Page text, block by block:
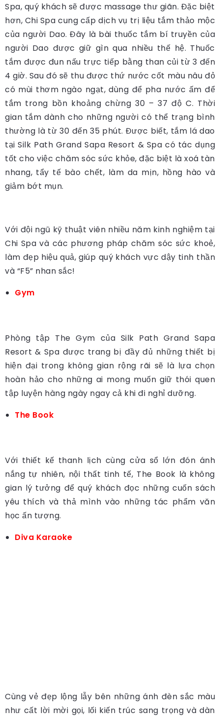
Spa, quý khách sẽ được massage thư giãn. Đặc biệt
hơn, Chi Spa cung cấp dịch vụ trị liệu tắm thảo mộc
của người Dao. Đây là bài thuốc tắm bí truyền của
người Dao được giữ gìn qua nhiều thế hệ. Thuốc
tắm được đun nấu trực tiếp bằng than củi từ 3 đến
4 giờ. Sau đó sẽ thu được thứ nước cốt màu nâu đỏ
có mùi thơm ngào ngạt, dùng để pha nước ấm để
tắm trong bồn khoảng chừng 30 – 37 độ C. Thời
gian tắm dành cho những người có thể trạng bình
thường là từ 30 đến 35 phút. Được biết, tắm lá dao
tại Silk Path Grand Sapa Resort & Spa có tác dụng
tốt cho việc chăm sóc sức khỏe, đặc biệt là xoá tàn
nhang, tẩy tế bào chết, làm da mịn, hồng hào và
giảm bớt mụn.
Với đội ngũ kỹ thuật viên nhiều năm kinh nghiệm tại
Chi Spa và các phương pháp chăm sóc sức khoẻ,
làm đẹp hiệu quả, giúp quý khách vực dậy tinh thần
và “F5” nhan sắc!
Gym
Phòng tập The Gym của Silk Path Grand Sapa
Resort & Spa được trang bị đầy đủ những thiết bị
hiện đại trong không gian rộng rãi sẽ là lựa chọn
hoàn hảo cho những ai mong muốn giữ thói quen
tập luyện hàng ngày ngay cả khi đi nghỉ dưỡng.
The Book
Với thiết kế thanh lịch cùng cửa sổ lớn đón ánh
nắng tự nhiên, nội thất tinh tế, The Book là không
gian lý tưởng để quý khách đọc những cuốn sách
yêu thích và thả mình vào những tác phẩm văn
học ấn tượng.
Diva Karaoke
Cùng vẻ đẹp lộng lẫy bên những ánh đèn sắc màu
như cất lời mời gọi, lối kiến trúc sang trọng và dàn